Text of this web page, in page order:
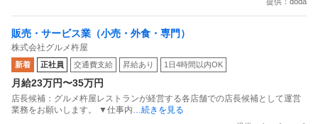
販売・サービス業（小売・外食・専門）
株式会社グルメ杵屋
新着 正社員 交通費支給 昇給あり 1日4時間以内OK
月給23万円〜35万円
店長候補：グルメ杵屋レストランが経営する各店舗での店長候補として運営
業務をお願いします。 ▼仕事内 …続きを見る